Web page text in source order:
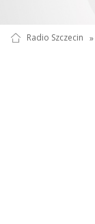
Radio Szczecin »